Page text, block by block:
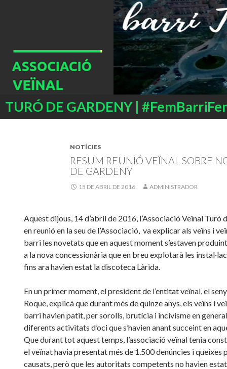
TURÓ DE GARDENY |
Buscar
NOTÍCIES
RESUM REUNIÓ VEÏNAL SOBRE
DE GARDENY
15 DE ABRIL DE 2016 ADMINISTRADOR
Aquest dijous, 14 d’abril de 2016, l’Associació Veïnal Turó
en reunió en la seu de l’Associació, va explicar als veïns i
barri les novetats que en aquest moment s’estaven
a la nova concessionària que en breu explotarà les
fins ara havien estat la discoteca Làrida.
En un primer moment, el president de l’entitat veïnal, el
Roque, explicà que durant més de quinze anys, els veïns i
barri havien patit, per sorolls, brutícia i incivisme en
diferents activitats d’oci que s’havien anant succeint en
Que durant tot aquest temps, l’associació veïnal tenia
el veïnat havia presentat més de 1.500 denúncies i queixes
causats, però que les autoritats competents no havien estat